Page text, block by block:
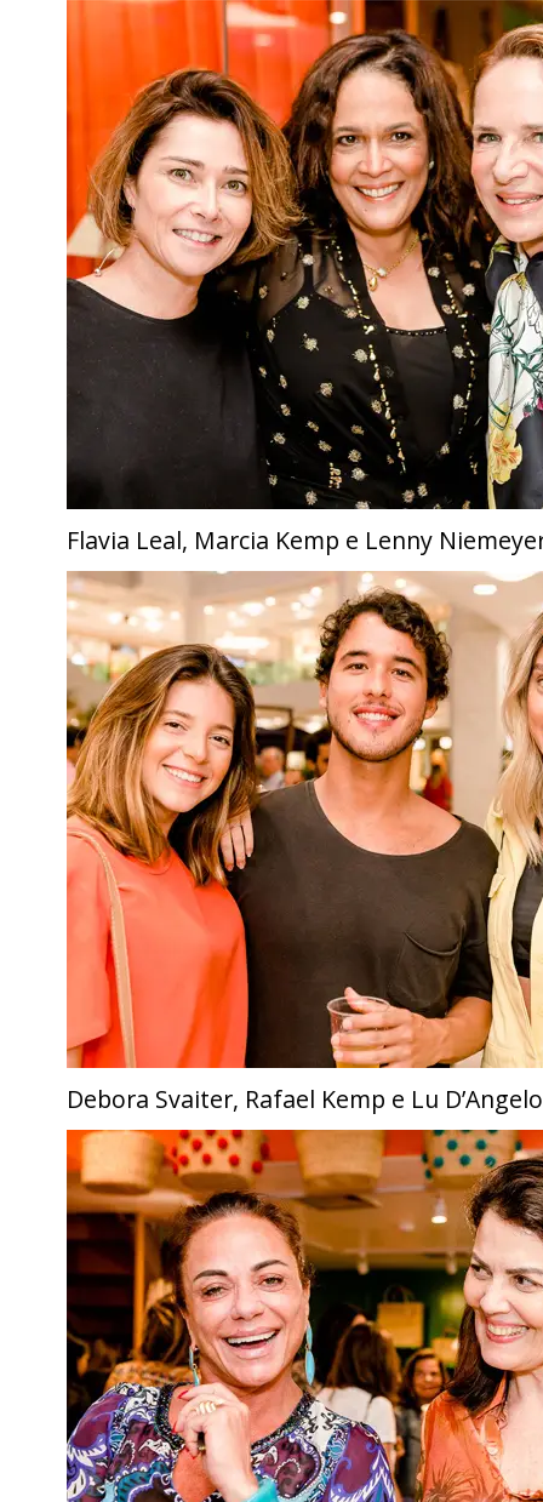
Flavia Leal, Marcia Kemp e Lenny
Debora Svaiter, Rafael Kemp e Lu D’Angelo